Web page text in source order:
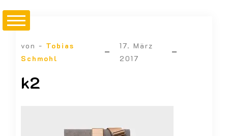
von - Tobias
Schmohl
17. März
2017
k2